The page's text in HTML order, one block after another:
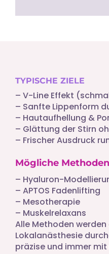
TYPISCHE ZIELE
– V-Line Effekt
– Sanfte Lippenform
– Hautaufhellung &
– Glättung der Stirn
– Frischer Ausdruck
Mögliche Methoden
– Hyaluron-
– APTOS Fadenlifting
– Mesotherapie
– Muskelrelaxans
Alle Methoden
Lokalanästhesie
präzise und immer